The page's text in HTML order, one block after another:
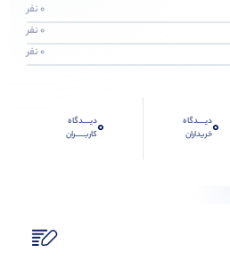
0 نفر
0 نفر
0 نفر
0دیــــدگاه
خریداران
0دیــــدگاه
کاربـــــران